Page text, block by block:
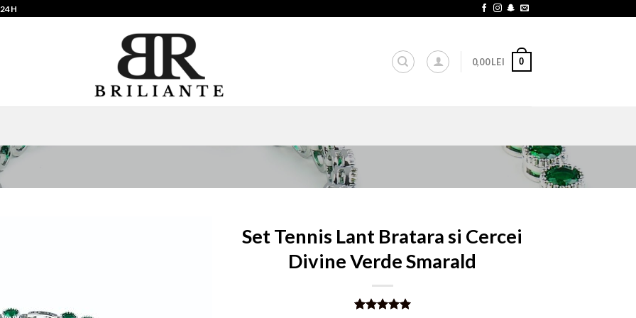
0,00LEI 0
Set Tennis Lant Bratara si Cercei
Divine Verde Smarald